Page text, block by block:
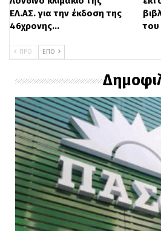
ΕΛ.ΑΣ. για την έκδοση της
46χρονης…
ΠΡΟ ΕΠΌ